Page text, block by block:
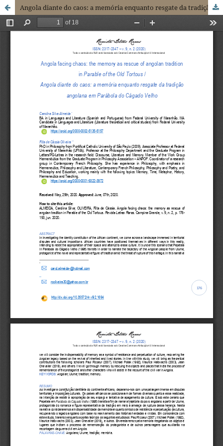
Angola diante do caos: a memória enquanto resgate da tradição angolana em Parábola do Cágado Velho